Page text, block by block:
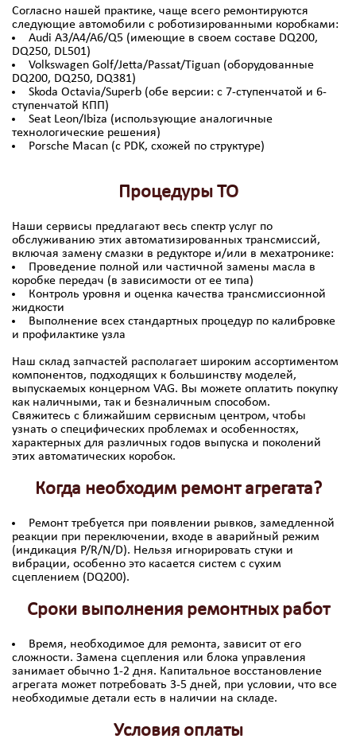
Согласно нашей практике, чаще всего ремонтируются
следующие автомобили с роботизированными коробками:
Audi A3/A4/A6/Q5 (имеющие в своем составе DQ200,
DQ250, DL501)
Volkswagen Golf/Jetta/Passat/Tiguan (оборудованные
DQ200, DQ250, DQ381)
Skoda Octavia/Superb (обе версии: с 7-ступенчатой и 6-
ступенчатой КПП)
Seat Leon/Ibiza (использующие аналогичные
технологические решения)
Porsche Macan (с PDK, схожей по структуре)
Процедуры ТО
Наши сервисы предлагают весь спектр услуг по
обслуживанию этих автоматизированных трансмиссий,
включая замену смазки в редукторе и/или в мехатронике:
Проведение полной или частичной замены масла в
коробке передач (в зависимости от ее типа)
Контроль уровня и оценка качества трансмиссионной
жидкости
Выполнение всех стандартных процедур по калибровке
и профилактике узла
Наш склад запчастей располагает широким ассортиментом
компонентов, подходящих к большинству моделей,
выпускаемых концерном VAG. Вы можете оплатить покупку
как наличными, так и безналичным способом.
Свяжитесь с ближайшим сервисным центром, чтобы
узнать о специфических проблемах и особенностях,
характерных для различных годов выпуска и поколений
этих автоматических коробок.
Когда необходим ремонт агрегата?
Ремонт требуется при появлении рывков, замедленной
реакции при переключении, входе в аварийный режим
(индикация P/R/N/D). Нельзя игнорировать стуки и
вибрации, особенно это касается систем с сухим
сцеплением (DQ200).
Сроки выполнения ремонтных работ
Время, необходимое для ремонта, зависит от его
сложности. Замена сцепления или блока управления
занимает обычно 1-2 дня. Капитальное восстановление
агрегата может потребовать 3-5 дней, при условии, что все
необходимые детали есть в наличии на складе.
Условия оплаты